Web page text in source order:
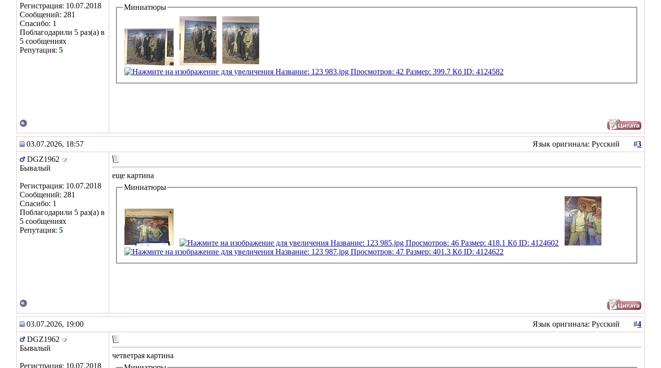
Регистрация: 10.07.2018
Сообщений: 281
Спасибо: 1
Поблагодарили 5 раз(а) в
5 сообщениях
Репутация: 5
Миниатюры
03.07.2026, 18:57 Язык оригинала: Русский #3
DGZ1962
Бывалый
Регистрация: 10.07.2018
Сообщений: 281
Спасибо: 1
Поблагодарили 5 раз(а) в
5 сообщениях
Репутация: 5
еще картина
Миниатюры
03.07.2026, 19:00 Язык оригинала: Русский #4
DGZ1962
Бывалый
Регистрация: 10.07.2018
четветрая картина